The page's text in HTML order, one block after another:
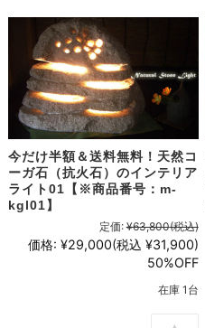
今だけ半額＆送料無料！天然コ
ーガ石（抗火石）のインテリア
ライト01【※商品番号：m-
kgl01】
定価: ¥63,800(税込)
価格: ¥29,000(税込 ¥31,900)
50%OFF
在庫 1台